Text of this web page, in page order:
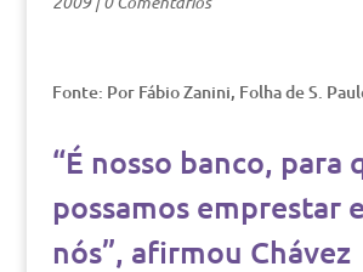
Fonte: Por Fábio Zanini, Folha de S.
“É nosso banco, para
possamos emprestar
nós”, afirmou Chávez